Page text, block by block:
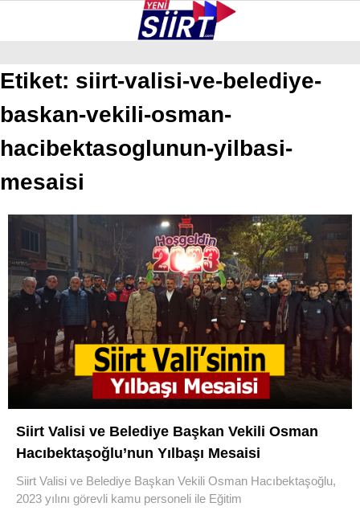
WhatsApp İhbar Hattı
GALERİ VİDEO YAZARLAR
PERVARI
ŞIRVAN
TILLO
GÜNDEM
NÖBETÇI ECZANELER
Etiket: siirt-valisi-ve-belediye-
baskan-vekili-osman-
hacibektasoglunun-yilbasi-
mesaisi
Siirt Valisi ve Belediye Başkan Vekili Osman
Hacıbektaşoğlu’nun Yılbaşı Mesaisi
Siirt Valisi ve Belediye Başkan Vekili Osman Hacıbektaşoğlu,
2023 yılını görevli kamu personeli ile Eğitim